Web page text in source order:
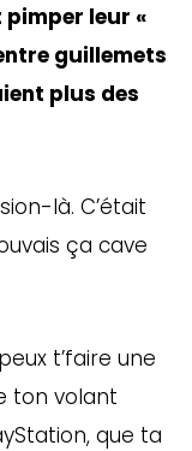
leur «
guillemets
plus des
là. C’était
ça cave
t’faire une
ton volant
que ta